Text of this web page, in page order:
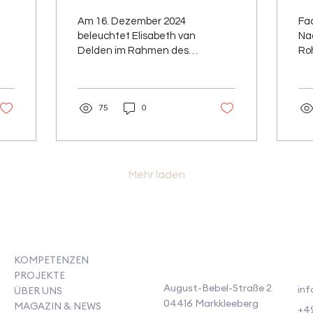
für eine nachhaltige
Zukunft?
Am 16. Dezember 2024
beleuchtet Elisabeth van
Delden im Rahmen des
75 0
Mehr laden
KOMPETENZEN
PROJEKTE
ÜBER UNS
MAGAZIN & NEWS
August-Bebel-Straße 2
04416 Markkleeberg